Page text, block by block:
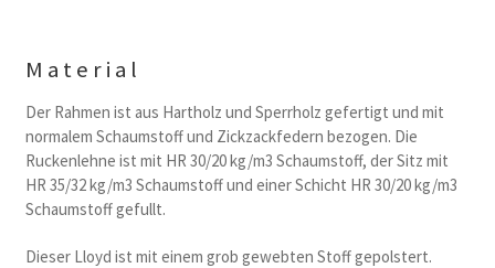
Material
Der Rahmen ist aus Hartholz und Sperrholz gefertigt und mit
normalem Schaumstoff und Zickzackfedern bezogen. Die
Ruckenlehne ist mit HR 30/20 kg/m3 Schaumstoff, der Sitz mit
HR 35/32 kg/m3 Schaumstoff und einer Schicht HR 30/20 kg/m3
Schaumstoff gefullt.
Dieser Lloyd ist mit einem grob gewebten Stoff gepolstert.